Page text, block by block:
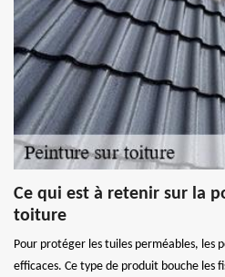
Ce qui est à retenir sur la
toiture
Pour protéger les tuiles perméables, les
efficaces. Ce type de produit bouche les